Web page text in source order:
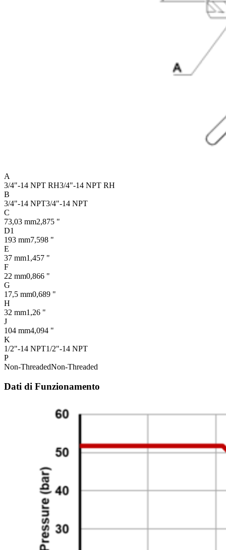
A
3/4"-14 NPT RH3/4"-14 NPT RH
B
3/4"-14 NPT3/4"-14 NPT
C
73,03 mm2,875 "
D1
193 mm7,598 "
E
37 mm1,457 "
F
22 mm0,866 "
G
17,5 mm0,689 "
H
32 mm1,26 "
J
104 mm4,094 "
K
1/2"-14 NPT1/2"-14 NPT
P
Non-ThreadedNon-Threaded
Dati di Funzionamento